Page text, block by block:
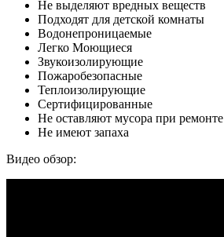
Не выделяют вредных веществ
Подходят для детской комнаты
Водонепроницаемые
Легко Моющиеся
Звукоизолирующие
Пожаробезопасные
Теплоизолирующие
Сертифицированные
Не оставляют мусора при ремонте
Не имеют запаха
Видео обзор: